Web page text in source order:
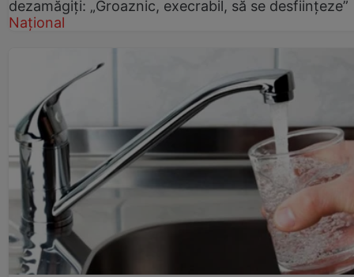
dezamăgiți: „Groaznic, execrabil, să se desființeze”
Național